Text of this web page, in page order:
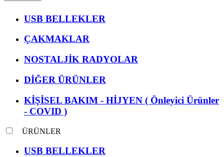
USB BELLEKLER
ÇAKMAKLAR
NOSTALJİK RADYOLAR
DİĞER ÜRÜNLER
KİŞİSEL BAKIM - HİJYEN ( Önleyici Ürünler
- COVID )
ÜRÜNLER
USB BELLEKLER